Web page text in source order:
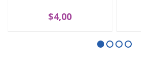
$4,00